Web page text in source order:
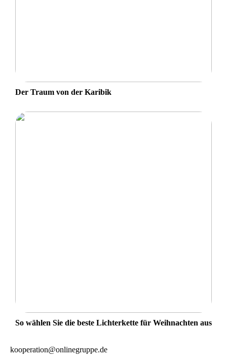
Der Traum von der Karibik
So wählen Sie die beste Lichterkette für Weihnachten aus
kooperation@onlinegruppe.de